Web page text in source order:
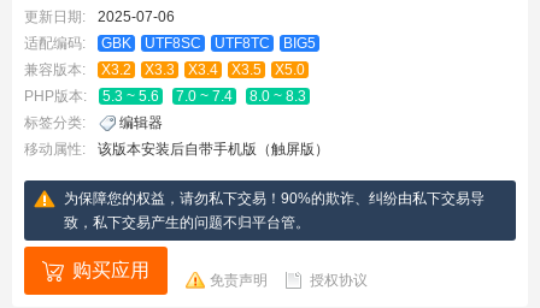
更新日期:
2025-07-06
适配编码:
GBK UTF8SC UTF8TC
BIG5
兼容版本:
X3.2 X3.3 X3.4 X3.5
X5.0
PHP版本:
5.3 ~ 5.6 7.0 ~ 7.4
8.0 ~ 8.3
标签分类:
编辑器
移动属性:
该版本安装后自带手机版（触屏版）
为保障您的权益，请勿私下交易！90%的欺诈、纠纷由私下交易导
致，私下交易产生的问题不归平台管。
购买应用 免责声明 授权协议